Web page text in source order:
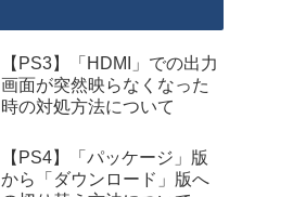
【PS3】「HDMI」での出力
画面が突然映らなくなった
時の対処方法について
【PS4】「パッケージ」版
から「ダウンロード」版へ